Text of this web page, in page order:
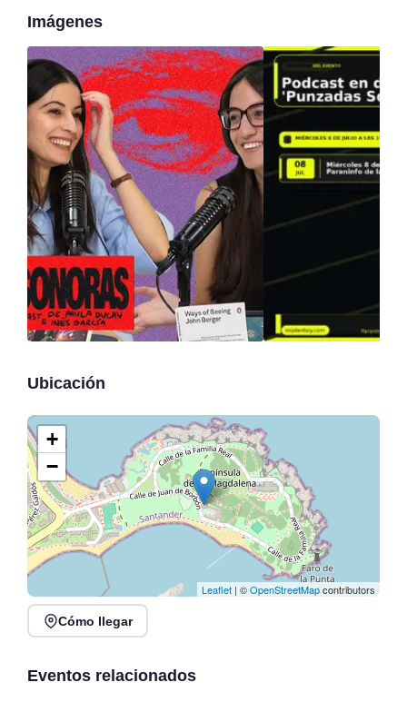
Imágenes
Ubicación
+
−
Leaflet | ©OpenStreetMapcontributors
Cómo llegar
Eventos relacionados
Veranos en Jado en
Santander